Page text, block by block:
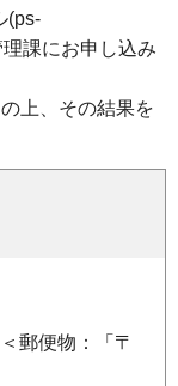
(ps-
課にお申し込み
上、その結果を
郵便物：「〒